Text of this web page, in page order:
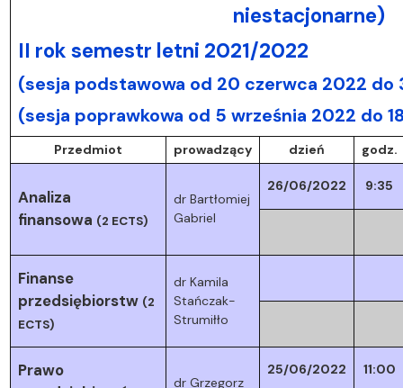
niestacjonarne)
II rok semestr letni 2021/2022
(sesja podstawowa od 20 czerwca 2022 do
(sesja poprawkowa od 5 września 2022 do
Przedmiot prowadzący dzień godz.
Analiza
finansowa (2 ECTS)
dr Bartłomiej
Gabriel
26/06/2022 9:35
Finanse
przedsiębiorstw (2
ECTS)
dr Kamila
Stańczak-
Strumiłło
Prawo
dr Grzegorz
25/06/2022 11:00